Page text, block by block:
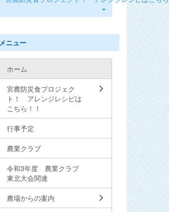
メニュー
ホーム
宮農防災食プロジェク
ト！ アレンジレシピは
こちら！！
行事予定
農業クラブ
令和3年度 農業クラブ
東北大会関連
農場からの案内